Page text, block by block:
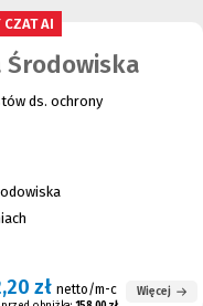
AI
Środowiska
ds. ochrony
zł netto/m-c Więcej